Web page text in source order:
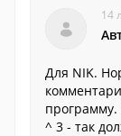
14
Для NIK.
программу.
^ 3 - так